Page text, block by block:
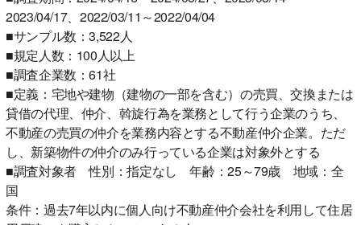
2023/04/17、2022/03/11～2022/04/04
■サンプル数：3,522人
■規定人数：100人以上
■調査企業数：61社
■定義：宅地や建物（建物の一部を含む）の売買、交換または
貸借の代理、仲介、斡旋行為を業務として行う企業のうち、
不動産の売買の仲介を業務内容とする不動産仲介企業。ただ
し、新築物件の仲介のみ行っている企業は対象外とする
■調査対象者 性別：指定なし 年齢：25～79歳 地域：全
国
条件：過去7年以内に個人向け不動産仲介会社を利用して住居